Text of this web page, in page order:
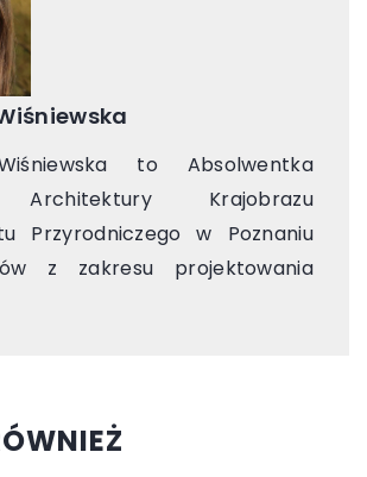
to Absolwentka
Architektury Krajobrazu
Przyrodniczego w Poznaniu
z zakresu projektowania